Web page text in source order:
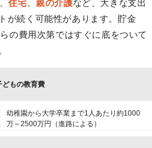
、住宅 、親の介護など、大きな支出
が続く可能性があります。貯金
の費用次第ではすぐに底をついて
どもの教育費
幼稚園から大学卒業まで1人あたり約1000
万～2500万円（進路による）